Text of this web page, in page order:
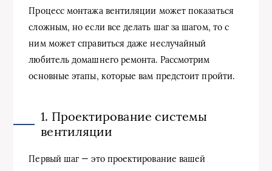
Процесс монтажа вентиляции может показаться
сложным, но если все делать шаг за шагом, то с
ним может справиться даже неслучайный
любитель домашнего ремонта. Рассмотрим
основные этапы, которые вам предстоит пройти.
1. Проектирование системы
вентиляции
Первый шаг — это проектирование вашей